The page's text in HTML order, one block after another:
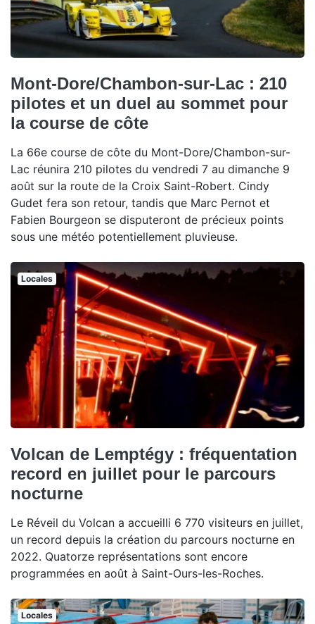
Mont-Dore/Chambon-sur-Lac : 210
pilotes et un duel au sommet pour
la course de côte
La 66e course de côte du Mont-Dore/Chambon-sur-
Lac réunira 210 pilotes du vendredi 7 au dimanche 9
août sur la route de la Croix Saint-Robert. Cindy
Gudet fera son retour, tandis que Marc Pernot et
Fabien Bourgeon se disputeront de précieux points
sous une météo potentiellement pluvieuse.
Locales
Volcan de Lemptégy : fréquentation
record en juillet pour le parcours
nocturne
Le Réveil du Volcan a accueilli 6 770 visiteurs en juillet,
un record depuis la création du parcours nocturne en
2022. Quatorze représentations sont encore
programmées en août à Saint-Ours-les-Roches.
Locales